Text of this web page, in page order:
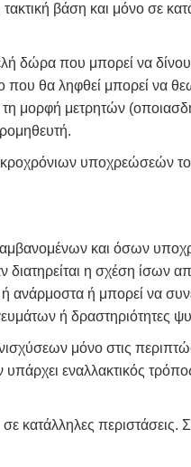
βάση και μόνο σε
δώρα που μπορεί να
που θα ληφθεί μπορεί να
μορφή μετρητών
υποχρεώσεών
και όσων
διατηρείται η σχέση ίσων
ανάρμοστα ή μπορεί να
ή δραστηριότητες
μόνο στις
εναλλακτικός
κατάλληλες περιστάσεις.